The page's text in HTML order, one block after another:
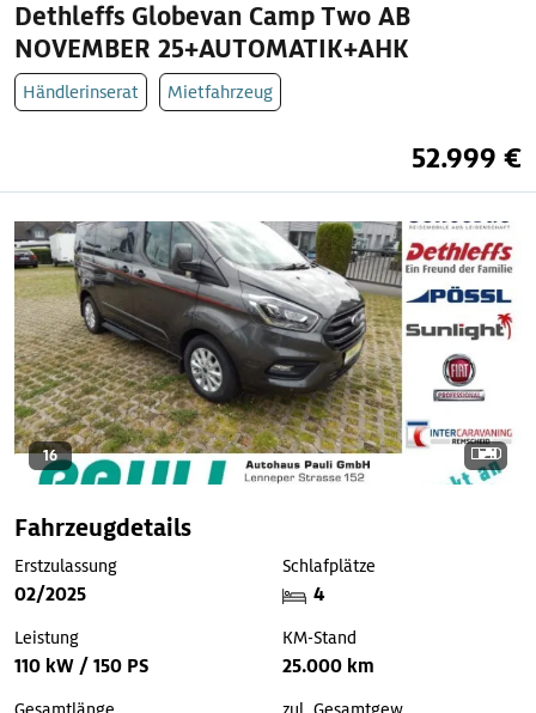
Dethleffs Globevan Camp Two AB
NOVEMBER 25+AUTOMATIK+AHK
Händlerinserat Mietfahrzeug
52.999 €
16
Fahrzeugdetails
Erstzulassung
02/2025
Schlafplätze
4
Leistung
110 kW / 150 PS
KM-Stand
25.000 km